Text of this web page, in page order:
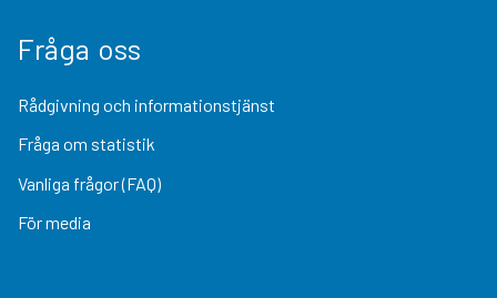
Fråga oss
Rådgivning och informationstjänst
Fråga om statistik
Vanliga frågor (FAQ)
För media